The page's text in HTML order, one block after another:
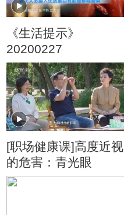
《生活提示》
20200227
[职场健康课]高度近视
的危害：青光眼